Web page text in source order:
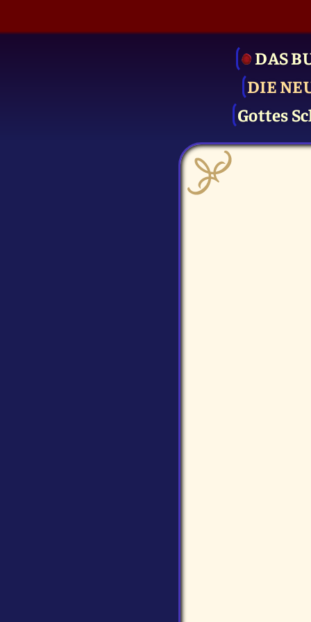
DAS
DIE
Gottes